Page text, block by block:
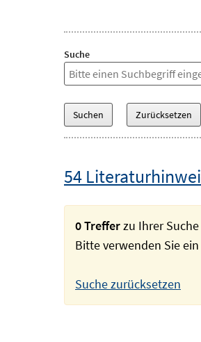
Suche
54
0 Trefferzu Ihrer
Bitte verwenden Sie
Suche zurücksetzen